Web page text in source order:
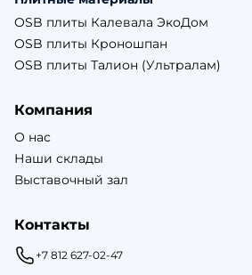
OSB плиты Калевала ЭкоДом
OSB плиты Кроношпан
OSB плиты Талион (Ультралам)
Компания
О нас
Наши склады
Выставочный зал
Контакты
+7 812 627-02-47